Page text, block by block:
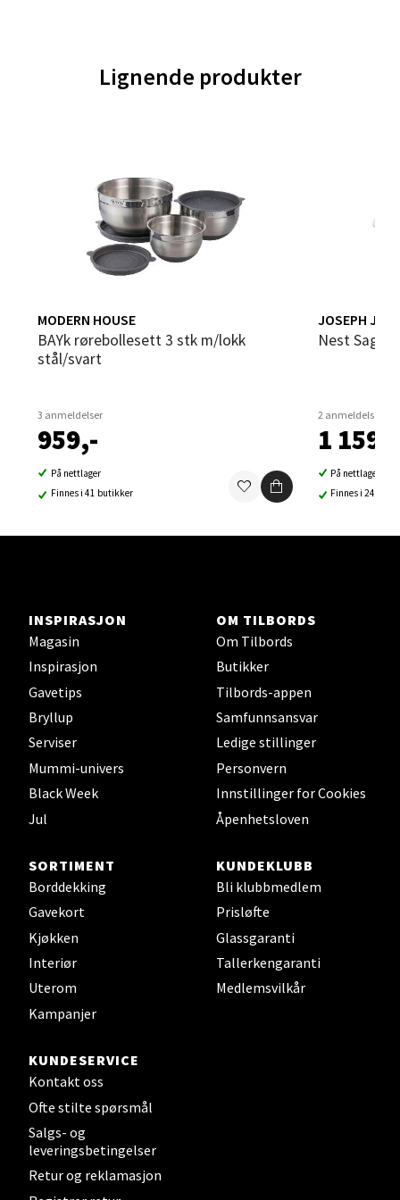
Lignende produkter
MODERN HOUSE
bAYk rørebollesett 3 stk m/lokk
stål/svart
3 anmeldelser
959,-
På nettlager
Finnes i 41 butikker
JOSEPH
Nest Sage
2 anmeldelser
1 159,-
På nettlager
Finnes i 24
INSPIRASJON
Magasin
Inspirasjon
Gavetips
Bryllup
Serviser
Mummi-univers
Black Week
Jul
OM TILBORDS
Om Tilbords
Butikker
Tilbords-appen
Samfunnsansvar
Ledige stillinger
Personvern
Innstillinger for Cookies
Åpenhetsloven
SORTIMENT
Borddekking
Gavekort
Kjøkken
Interiør
Uterom
Kampanjer
KUNDEKLUBB
Bli klubbmedlem
Prisløfte
Glassgaranti
Tallerkengaranti
Medlemsvilkår
KUNDESERVICE
Kontakt oss
Ofte stilte spørsmål
Salgs- og
leveringsbetingelser
Retur og reklamasjon
Trondheim - Sirkus Shopping
0 i butikk
Ski - Thon Senter Ski
Ski Storsenter, Jernbanesvingen 6, 1400 Ski
Velg
Sortland - Sortland Storsenter
Steinkjer - Thon Senter Steinkjer
Sjøfartsgata 2, 7714 Steinkjer
0 i butikk
Leirvik - Stord
Åpent i dag 10-17
0 i butikk